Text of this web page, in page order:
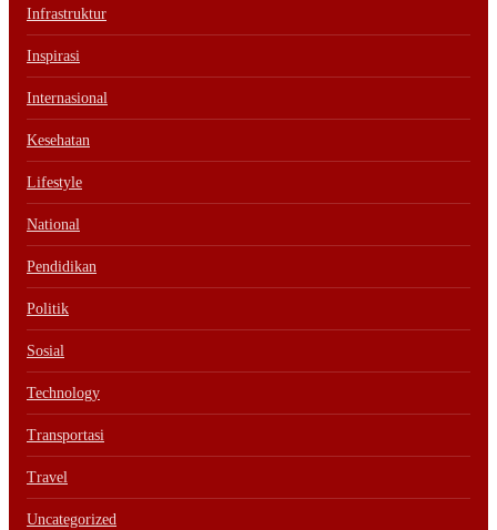
Infrastruktur
Inspirasi
Internasional
Kesehatan
Lifestyle
National
Pendidikan
Politik
Sosial
Technology
Transportasi
Travel
Uncategorized